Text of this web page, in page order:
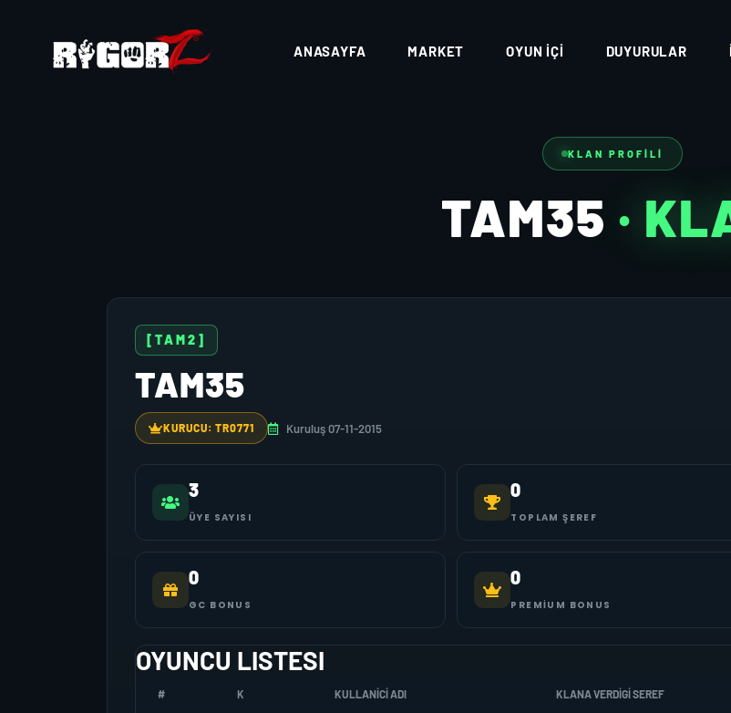
ANASAYFA MARKET OYUN İÇI DUYURULAR
KLAN PROFILI
TAM35 ·
[TAM2]
TAM35
KURUCU: TR0771 Kuruluş 07-11-2015
3
ÜYE SAYISI
0
TOPLAM ŞEREF
0
GC BONUS
0
PREMIUM BONUS
OYUNCU LISTESI
# K KULLANICI ADI KLANA VERDIGI SEREF